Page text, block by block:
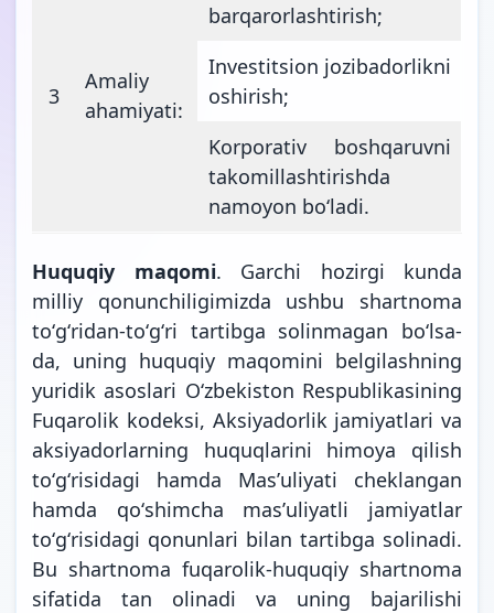
3
Amaliy
ahamiyati:
barqarorlashtirish;
Investitsion jozibadorlikni
oshirish;
Korporativ boshqaruvni
takomillashtirishda
namoyon boʻladi.
Huquqiy maqomi. Garchi hozirgi kunda
milliy qonunchiligimizda ushbu shartnoma
toʻgʻridan-toʻgʻri tartibga solinmagan boʻlsa-
da, uning huquqiy maqomini belgilashning
yuridik asoslari Oʻzbekiston Respublikasining
Fuqarolik kodeksi, Aksiyadorlik jamiyatlari va
aksiyadorlarning huquqlarini himoya qilish
toʻgʻrisidagi hamda Masʼuliyati cheklangan
hamda qoʻshimcha masʼuliyatli jamiyatlar
toʻgʻrisidagi qonunlari bilan tartibga solinadi.
Bu shartnoma fuqarolik-huquqiy shartnoma
sifatida tan olinadi va uning bajarilishi